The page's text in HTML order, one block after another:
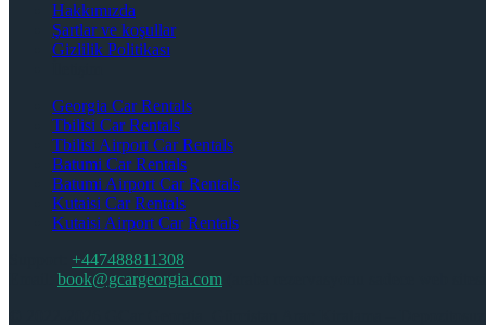
Hakkımızda
Şartlar ve koşullar
Gizlilik Politikası
Georgia Car Rentals
Tbilisi Car Rentals
Tbilisi Airport Car Rentals
Batumi Car Rentals
Batumi Airport Car Rentals
Kutaisi Car Rentals
Kutaisi Airport Car Rentals
+447488811308
book@gcargeorgia.com